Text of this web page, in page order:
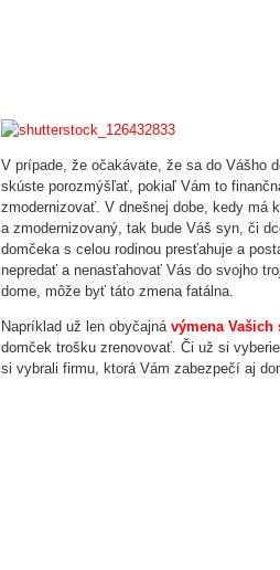
V prípade, že očakávate, že sa do Vášho
skúste porozmýšľať, pokiaľ Vám to
zmodernizovať. V dnešnej dobe, kedy má
a zmodernizovaný, tak bude Váš syn, či
domčeka s celou rodinou presťahuje a
nepredať a nenasťahovať Vás do svojho
dome, môže byť táto zmena fatálna.
Napríklad už len obyčajná výmena Vašich
domček trošku zrenovovať. Či už si
si vybrali firmu, ktorá Vám zabezpečí aj